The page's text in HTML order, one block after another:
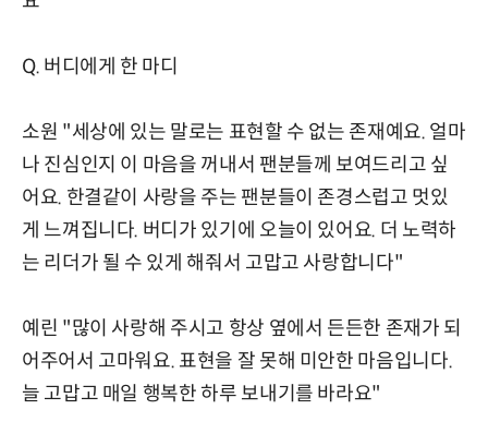
Q. 버디에게 한 마디
소원 "세상에 있는 말로는 표현할 수 없는 존재예요. 얼마
나 진심인지 이 마음을 꺼내서 팬분들께 보여드리고 싶
어요. 한결같이 사랑을 주는 팬분들이 존경스럽고 멋있
게 느껴집니다. 버디가 있기에 오늘이 있어요. 더 노력하
는 리더가 될 수 있게 해줘서 고맙고 사랑합니다"
예린 "많이 사랑해 주시고 항상 옆에서 든든한 존재가 되
어주어서 고마워요. 표현을 잘 못해 미안한 마음입니다.
늘 고맙고 매일 행복한 하루 보내기를 바라요"